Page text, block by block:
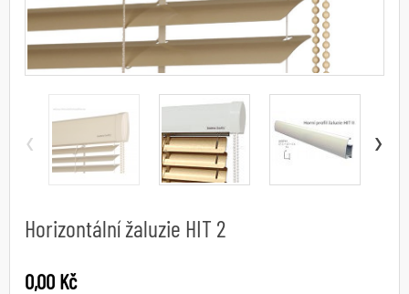
‹ ›
Horizontální žaluzie HIT 2
0,00 Kč